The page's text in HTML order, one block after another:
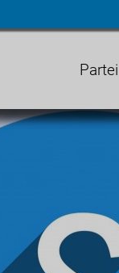
Partei